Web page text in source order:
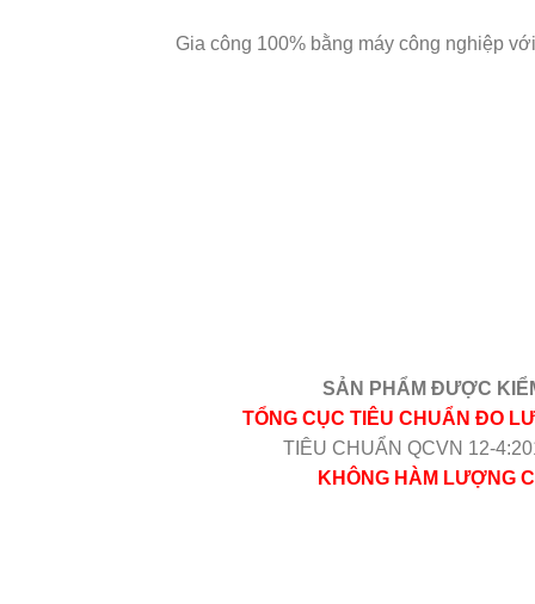
Gia công 100% bằng máy công nghiệp
SẢN PHẨM ĐƯỢC
TỔNG CỤC TIÊU CHUẨN ĐO
TIÊU CHUẨN QCVN 12-
KHÔNG HÀM LƯỢNG